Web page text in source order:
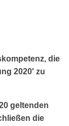
die
2020' zu
geltenden
die